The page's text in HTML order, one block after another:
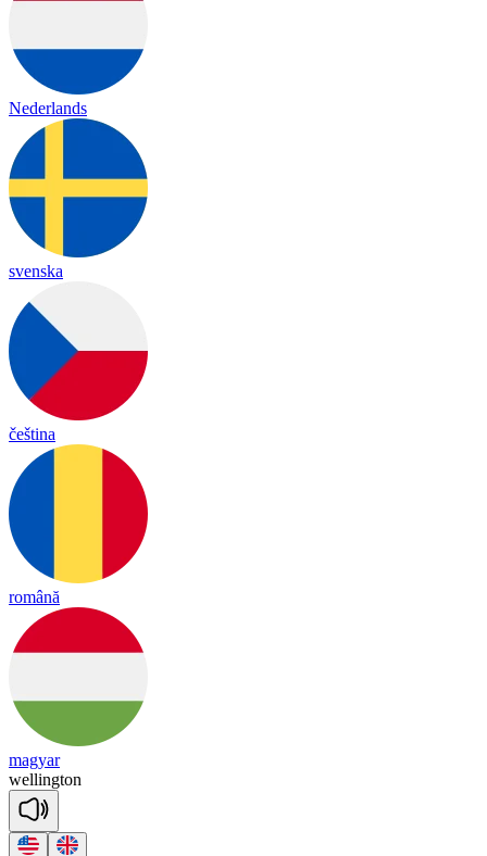
Nederlands
svenska
čeština
română
magyar
wellington